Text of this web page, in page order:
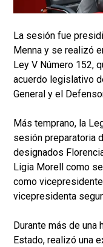
La sesión fue
Menna y se realizó
Ley V Número 152,
acuerdo legislativo
General y el
Más temprano, la
sesión preparatoria
designados
Ligia Morell como
como
vicepresidenta
Durante más de una
Estado, realizó una